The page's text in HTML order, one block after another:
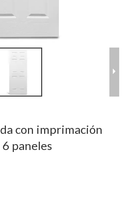
con imprimación
paneles